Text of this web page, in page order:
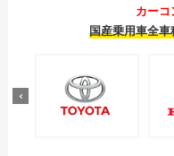
カー
国産乗用車全車